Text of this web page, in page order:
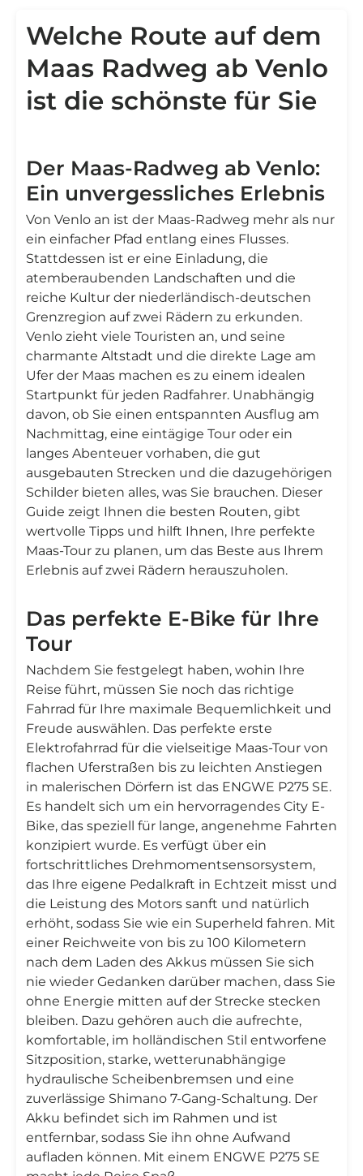
Welche Route auf dem
Maas Radweg ab Venlo
ist die schönste für Sie
Der Maas-Radweg ab Venlo:
Ein unvergessliches Erlebnis
Von Venlo an ist der Maas-Radweg mehr als nur
ein einfacher Pfad entlang eines Flusses.
Stattdessen ist er eine Einladung, die
atemberaubenden Landschaften und die
reiche Kultur der niederländisch-deutschen
Grenzregion auf zwei Rädern zu erkunden.
Venlo zieht viele Touristen an, und seine
charmante Altstadt und die direkte Lage am
Ufer der Maas machen es zu einem idealen
Startpunkt für jeden Radfahrer. Unabhängig
davon, ob Sie einen entspannten Ausflug am
Nachmittag, eine eintägige Tour oder ein
langes Abenteuer vorhaben, die gut
ausgebauten Strecken und die dazugehörigen
Schilder bieten alles, was Sie brauchen. Dieser
Guide zeigt Ihnen die besten Routen, gibt
wertvolle Tipps und hilft Ihnen, Ihre perfekte
Maas-Tour zu planen, um das Beste aus Ihrem
Erlebnis auf zwei Rädern herauszuholen.
Das perfekte E-Bike für Ihre
Tour
Nachdem Sie festgelegt haben, wohin Ihre
Reise führt, müssen Sie noch das richtige
Fahrrad für Ihre maximale Bequemlichkeit und
Freude auswählen. Das perfekte erste
Elektrofahrrad für die vielseitige Maas-Tour von
flachen Uferstraßen bis zu leichten Anstiegen
in malerischen Dörfern ist das ENGWE P275 SE.
Es handelt sich um ein hervorragendes City E-
Bike, das speziell für lange, angenehme Fahrten
konzipiert wurde. Es verfügt über ein
fortschrittliches Drehmomentsensorsystem,
das Ihre eigene Pedalkraft in Echtzeit misst und
die Leistung des Motors sanft und natürlich
erhöht, sodass Sie wie ein Superheld fahren. Mit
einer Reichweite von bis zu 100 Kilometern
nach dem Laden des Akkus müssen Sie sich
nie wieder Gedanken darüber machen, dass Sie
ohne Energie mitten auf der Strecke stecken
bleiben. Dazu gehören auch die aufrechte,
komfortable, im holländischen Stil entworfene
Sitzposition, starke, wetterunabhängige
hydraulische Scheibenbremsen und eine
zuverlässige Shimano 7-Gang-Schaltung. Der
Akku befindet sich im Rahmen und ist
entfernbar, sodass Sie ihn ohne Aufwand
aufladen können. Mit einem ENGWE P275 SE